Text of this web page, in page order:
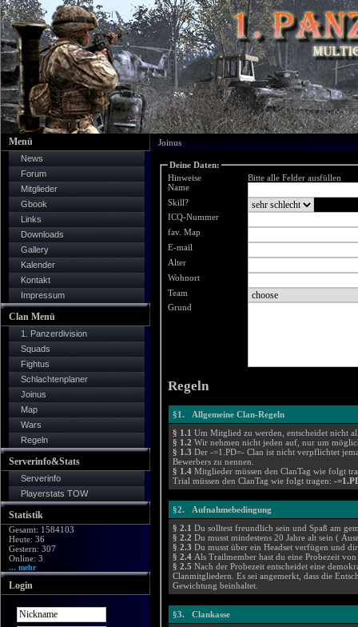
Menü
News
Forum
Mitglieder
Gbook
Links
Downloads
Gallery
Kalender
Kontakt
Impressum
Clan Menü
1. Panzerdivision
Squads
Fightus
Schlachtenplaner
Joinus
Map
Wars
Regeln
Serverinfo&Stats
Serverinfo
Playerstats TOW
Statistik
Gesamt: 1584103
Heute: 36
Gestern: 307
Online: 3
... mehr
Login
Joinus
Deine Daten:
Hinweise
Bitte alle Felder ausfüllen
Name
Skill?
ICQ-Nummer
fav. Map
E-mail
Alter
Wohnort
Team
Grund
Regeln
§1. Allgemeine Clan-Regeln
§ 1.1 Um Mitglied zu werden, entscheidet nicht
§ 1.2 Wir nehmen nicht jeden auf, nur um
§ 1.3 Der -=1.PD=- Clan ist nicht verpflichtet
Bewerbers zu nennen.
§ 1.4 Mitglieder müssen den ClanTag wie folgt
Trial müssen den ClanTag wie folgt tragen:-
§2. Aufnahmebedingung
§ 2.1 Du solltest freundlich sein und Spaß am
§ 2.2 Du musst mindestens 20 Jahre alt sein (
§ 2.3 Du musst über ein Headset verfügen und
§ 2.4 Als Trailmember hast du eine Probezeit
§ 2.5 Nach der Probezeit entscheidet eine
Clanmitgliedern. Es sei angemerkt, dass die
Gewichtung beinhaltet.
§3. Clankasse